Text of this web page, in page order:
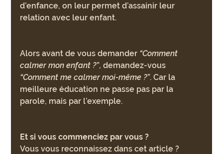
d’enfance, on leur permet d’assainir leur
relation avec leur enfant.
Alors avant de vous demander “Comment
calmer mon enfant ?”, demandez-vous
“Comment me calmer moi-même ?”. Car la
meilleure éducation ne passe pas par la
parole, mais par l’exemple.
Et si vous commenciez par vous ?
Vous vous reconnaissez dans cet article ?